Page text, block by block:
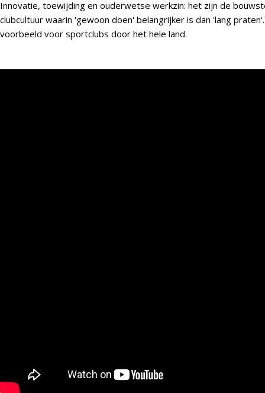
Innovatie, toewijding en ouderwetse werkzin: het zijn de
clubcultuur waarin 'gewoon doen' belangrijker is dan 'lang
voorbeeld voor sportclubs door het hele land.